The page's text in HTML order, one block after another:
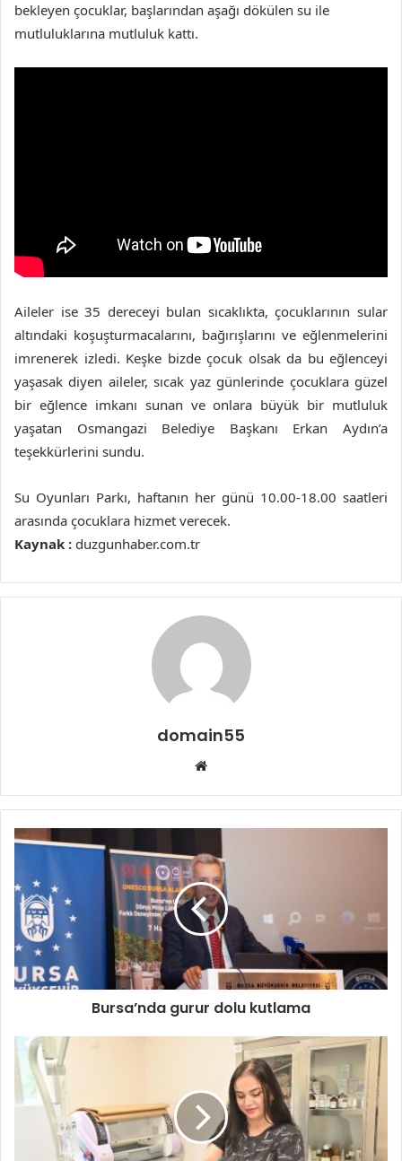
bekleyen çocuklar, başlarından aşağı dökülen su ile
mutluluklarına mutluluk kattı.
Aileler ise 35 dereceyi bulan sıcaklıkta, çocuklarının sular
altındaki koşuşturmacalarını, bağırışlarını ve eğlenmelerini
imrenerek izledi. Keşke bizde çocuk olsak da bu eğlenceyi
yaşasak diyen aileler, sıcak yaz günlerinde çocuklara güzel
bir eğlence imkanı sunan ve onlara büyük bir mutluluk
yaşatan Osmangazi Belediye Başkanı Erkan Aydın’a
teşekkürlerini sundu.
Su Oyunları Parkı, haftanın her günü 10.00-18.00 saatleri
arasında çocuklara hizmet verecek.
Kaynak : duzgunhaber.com.tr
domain55
Web
Bursa’nda gurur dolu kutlama